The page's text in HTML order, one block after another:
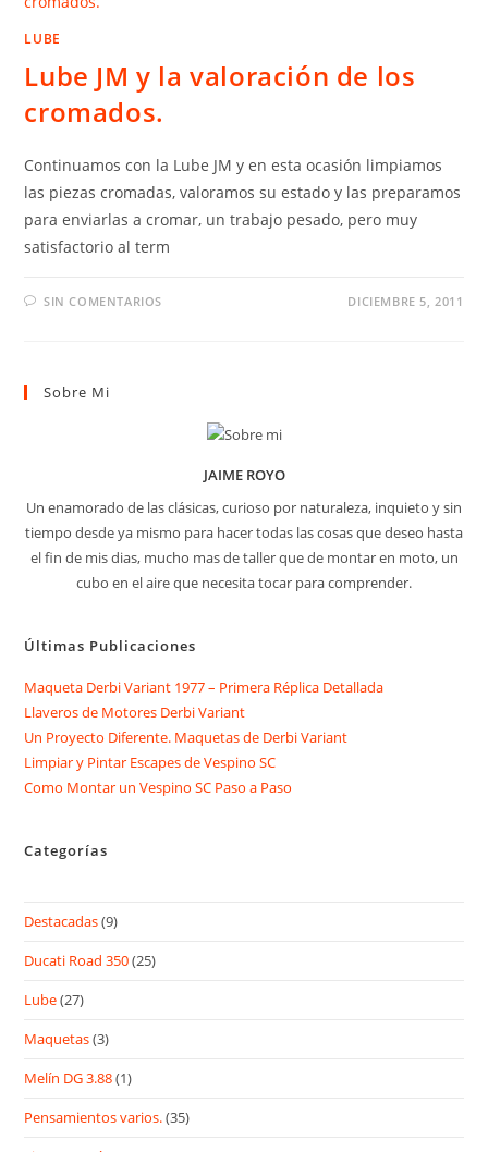
LUBE
Lube JM y la valoración de los
cromados.
Continuamos con la Lube JM y en esta ocasión limpiamos
las piezas cromadas, valoramos su estado y las preparamos
para enviarlas a cromar, un trabajo pesado, pero muy
satisfactorio al term
SIN COMENTARIOS DICIEMBRE 5, 2011
Sobre Mi
JAIME ROYO
Un enamorado de las clásicas, curioso por naturaleza, inquieto y sin
tiempo desde ya mismo para hacer todas las cosas que deseo hasta
el fin de mis dias, mucho mas de taller que de montar en moto, un
cubo en el aire que necesita tocar para comprender.
Últimas Publicaciones
Maqueta Derbi Variant 1977 – Primera Réplica Detallada
Llaveros de Motores Derbi Variant
Un Proyecto Diferente. Maquetas de Derbi Variant
Limpiar y Pintar Escapes de Vespino SC
Como Montar un Vespino SC Paso a Paso
Categorías
Destacadas(9)
Ducati Road 350(25)
Lube(27)
Maquetas(3)
Melín DG 3.88(1)
Pensamientos varios.(35)